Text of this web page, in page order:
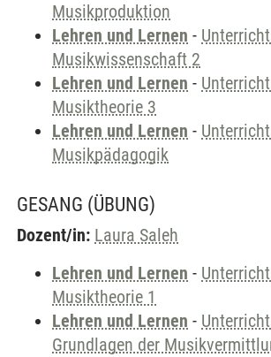
Musikproduktion
Lehren und Lernen -
Musikwissenschaft 2
Lehren und Lernen -
Musiktheorie 3
Lehren und Lernen -
Musikpädagogik
GESANG (ÜBUNG)
Dozent/in: Laura Saleh
Lehren und Lernen -
Musiktheorie 1
Lehren und Lernen -
Grundlagen der